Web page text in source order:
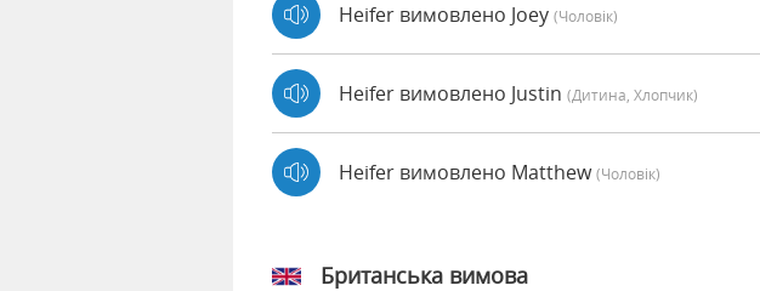
Heifer вимовлено Joey (чоловік)
Heifer вимовлено Justin (дитина, Хлопчик)
Heifer вимовлено Matthew(чоловік)
Британська вимова